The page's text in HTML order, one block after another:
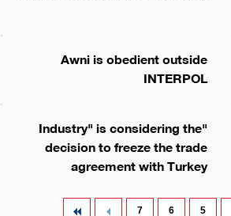
Awni is obedient outside
INTERPOL
"Industry" is considering the
decision to freeze the trade
agreement with Turkey
5
6
7